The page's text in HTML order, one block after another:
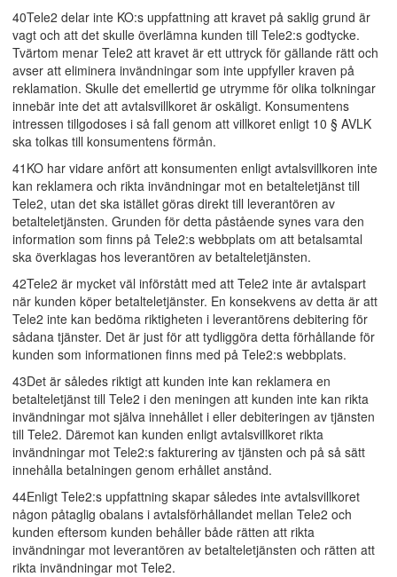
40Tele2 delar inte KO:s uppfattning att kravet på saklig grund är
vagt och att det skulle överlämna kunden till Tele2:s godtycke.
Tvärtom menar Tele2 att kravet är ett uttryck för gällande rätt och
avser att eliminera invändningar som inte uppfyller kraven på
reklamation. Skulle det emellertid ge utrymme för olika tolkningar
innebär inte det att avtalsvillkoret är oskäligt. Konsumentens
intressen tillgodoses i så fall genom att villkoret enligt 10 § AVLK
ska tolkas till konsumentens förmån.
41KO har vidare anfört att konsumenten enligt avtalsvillkoren inte
kan reklamera och rikta invändningar mot en betalteletjänst till
Tele2, utan det ska istället göras direkt till leverantören av
betalteletjänsten. Grunden för detta påstående synes vara den
information som finns på Tele2:s webbplats om att betalsamtal
ska överklagas hos leverantören av betalteletjänsten.
42Tele2 är mycket väl införstått med att Tele2 inte är avtalspart
när kunden köper betalteletjänster. En konsekvens av detta är att
Tele2 inte kan bedöma riktigheten i leverantörens debitering för
sådana tjänster. Det är just för att tydliggöra detta förhållande för
kunden som informationen finns med på Tele2:s webbplats.
43Det är således riktigt att kunden inte kan reklamera en
betalteletjänst till Tele2 i den meningen att kunden inte kan rikta
invändningar mot själva innehållet i eller debiteringen av tjänsten
till Tele2. Däremot kan kunden enligt avtalsvillkoret rikta
invändningar mot Tele2:s fakturering av tjänsten och på så sätt
innehålla betalningen genom erhållet anstånd.
44Enligt Tele2:s uppfattning skapar således inte avtalsvillkoret
någon påtaglig obalans i avtalsförhållandet mellan Tele2 och
kunden eftersom kunden behåller både rätten att rikta
invändningar mot leverantören av betalteletjänsten och rätten att
rikta invändningar mot Tele2.